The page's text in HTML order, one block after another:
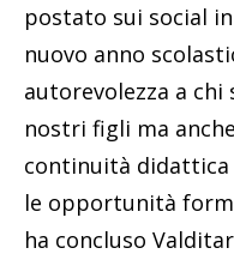
postato sui social
nuovo anno
autorevolezza a
nostri figli ma
continuità
le opportunità
ha concluso